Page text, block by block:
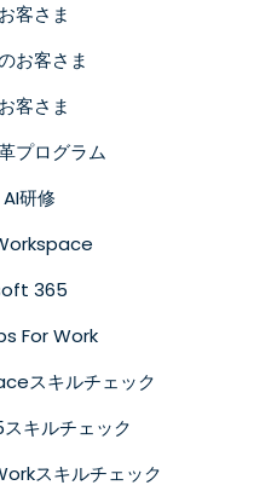
客さま
お客さま
客さま
プログラム
研修
365
For Work
スキルチェック
キルチェック
スキルチェック